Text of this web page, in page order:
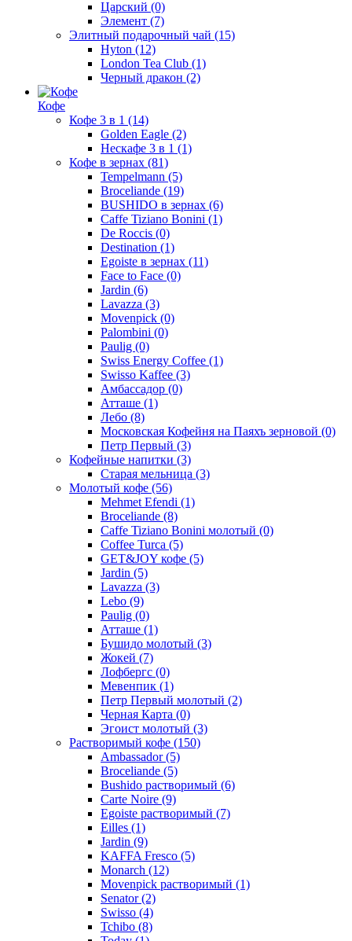
Царский (0)
Элемент (7)
Элитный подарочный чай (15)
Hyton (12)
London Tea Club (1)
Черный дракон (2)
Кофе
Кофе 3 в 1 (14)
Golden Eagle (2)
Нескафе 3 в 1 (1)
Кофе в зернах (81)
Tempelmann (5)
Broceliande (19)
BUSHIDO в зернах (6)
Caffe Tiziano Bonini (1)
De Roccis (0)
Destination (1)
Egoiste в зернах (11)
Face to Face (0)
Jardin (6)
Lavazza (3)
Movenpick (0)
Palombini (0)
Paulig (0)
Swiss Energy Coffee (1)
Swisso Kaffee (3)
Амбассадор (0)
Атташе (1)
Лебо (8)
Московская Кофейня на Паяхъ зерновой (0)
Петр Первый (3)
Кофейные напитки (3)
Старая мельница (3)
Молотый кофе (56)
Mehmet Efendi (1)
Broceliande (8)
Caffe Tiziano Bonini молотый (0)
Coffee Turca (5)
GET&JOY кофе (5)
Jardin (5)
Lavazza (3)
Lebo (9)
Paulig (0)
Атташе (1)
Бушидо молотый (3)
Жокей (7)
Лофбергс (0)
Мевенпик (1)
Петр Первый молотый (2)
Черная Карта (0)
Эгоист молотый (3)
Растворимый кофе (150)
Ambassador(5)
Broceliande (5)
Bushido растворимый (6)
Carte Noire (9)
Egoiste растворимый (7)
Eilles (1)
Jardin (9)
KAFFA Fresco (5)
Monarch (12)
Movenpick растворимый (1)
Senator(2)
Swisso (4)
Tchibo (8)